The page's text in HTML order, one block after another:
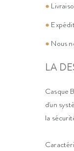
●
●
● Nous
LA
Casque
d'un
la